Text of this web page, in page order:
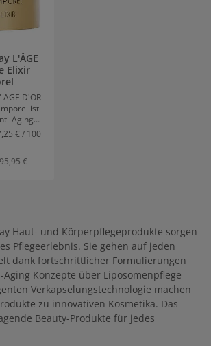
L'ÂGE
Elixir
D'OR
ist
Aging
Serum
und
und
Aging
und Blaue
Die
hat
und der
€ / 100
Preis:
€
Haut- und Körperpflegeprodukte sorgen
Pflegeerlebnis. Sie gehen auf jeden
dank fortschrittlicher Formulierungen
Konzepte über Liposomenpflege
Verkapselungstechnologie machen
zu innovativen Kosmetika. Das
Beauty-Produkte für jedes